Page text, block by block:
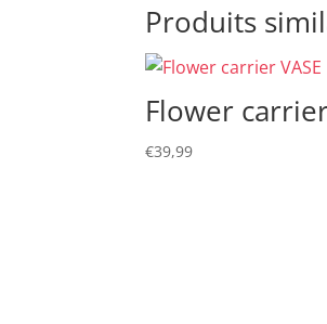
Produits
Flower carrier
€39,99